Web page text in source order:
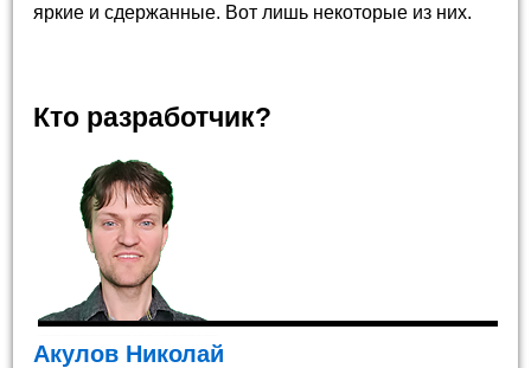
яркие и сдержанные. Вот лишь некоторые из них.
Кто разработчик?
Акулов Николай